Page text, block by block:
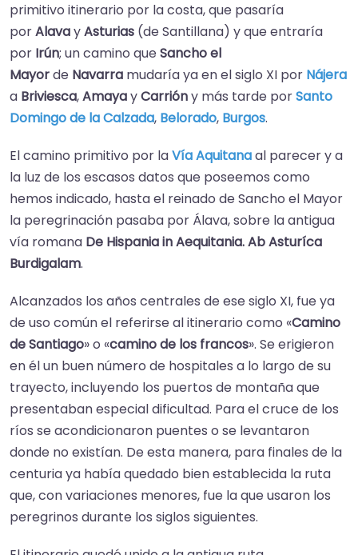
primitivo itinerario por la costa, que pasaría
porAlavayAsturias (de Santillana) y que entraría
por Irún; un camino que Sancho el
Mayorde Navarra mudaría ya en el siglo XI por Nájera
a Briviesca,AmayayCarrióny más tarde porSanto
Domingo de la Calzada, Belorado, Burgos.
El camino primitivo por laVía Aquitanaal parecer y a
la luz de los escasos datos que poseemos como
hemos indicado, hasta el reinado de Sancho el Mayor
la peregrinación pasaba por Álava, sobre la antigua
vía romana De Hispania in Aequitania. Ab Asturíca
Burdigalam.
Alcanzados los años centrales de ese siglo XI, fue ya
de uso común el referirse al itinerario como «Camino
de Santiago» o «camino de los francos». Se erigieron
en él un buen número de hospitales a lo largo de su
trayecto, incluyendo los puertos de montaña que
presentaban especial dificultad.​ Para el cruce de los
ríos se acondicionaron puentes o se levantaron
donde no existían.​ De esta manera, para finales de la
centuria ya había quedado bien establecida la ruta
que, con variaciones menores, fue la que usaron los
peregrinos durante los siglos siguientes.